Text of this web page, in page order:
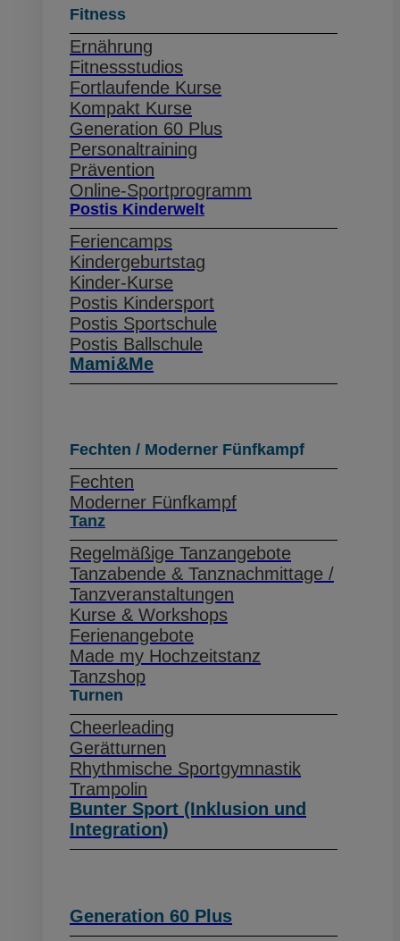
Fitness
Ernährung
Fitnessstudios
Fortlaufende Kurse
Kompakt Kurse
Generation 60 Plus
Personaltraining
Prävention
Online-Sportprogramm
Postis Kinderwelt
Feriencamps
Kindergeburtstag
Kinder-Kurse
Postis Kindersport
Postis Sportschule
Postis Ballschule
Mami&Me
Fechten / Moderner Fünfkampf
Fechten
Moderner Fünfkampf
Tanz
Regelmäßige Tanzangebote
Tanzabende & Tanznachmittage /
Tanzveranstaltungen
Kurse & Workshops
Ferienangebote
Made my Hochzeitstanz
Tanzshop
Turnen
Cheerleading
Gerätturnen
Rhythmische Sportgymnastik
Trampolin
Bunter Sport (Inklusion und
Integration)
Generation 60 Plus